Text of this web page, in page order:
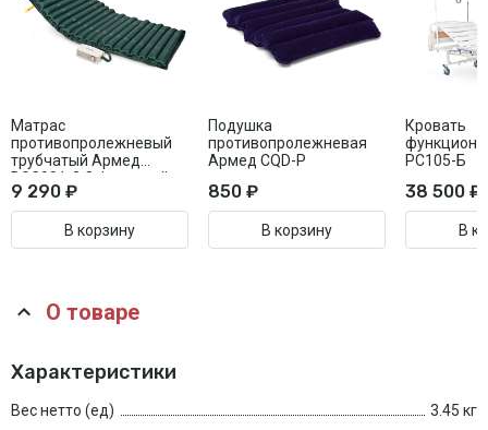
Матрас
противопролежневый
трубчатый Армед
DGC001-2 С функцией
статик
9 290 ₽
В корзину
Подушка
противопролежневая
Армед CQD-P
850 ₽
В корзину
Кровать
РС105-Б
38 500 ₽
В
О товаре
Характеристики
Вес нетто (ед)
3.45 кг